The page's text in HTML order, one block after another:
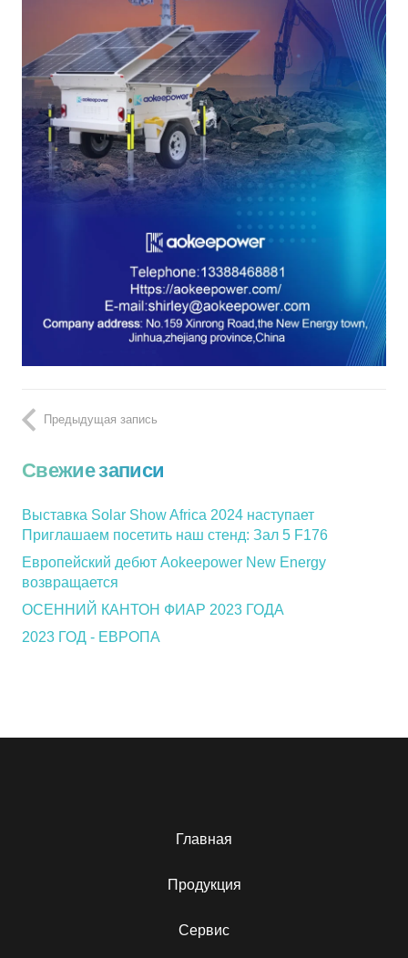
Предыдущая запись
Свежие записи
Выставка Solar Show Africa 2024 наступает
Приглашаем посетить наш стенд: Зал 5 F176
Европейский дебют Aokeepower New Energy
возвращается
ОСЕННИЙ КАНТОН ФИАР 2023 ГОДА
2023 ГОД - ЕВРОПА
Главная
Продукция
Сервис